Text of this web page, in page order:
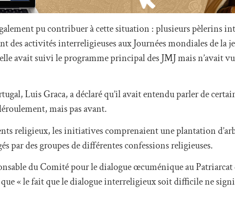
pu contribuer à cette situation : plusieurs pèlerins
des activités interreligieuses aux Journées mondiales de la
avait suivi le programme principal des JMJ mais n’avait
Luis Graca, a déclaré qu’il avait entendu parler de
mais pas avant.
religieux, les initiatives comprenaient une plantation
par des groupes de différentes confessions religieuses.
du Comité pour le dialogue œcuménique au Patriarcat
« le fait que le dialogue interreligieux soit difficile ne